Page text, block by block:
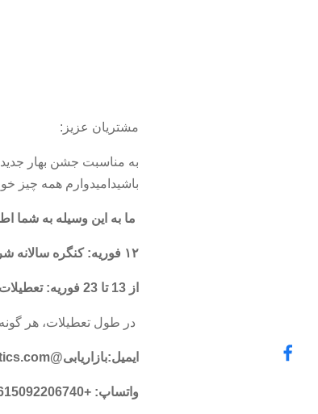
مشتريان عزيز:
باشيداميدوارم همه چيز
ما به اين وسيله به شما
۱۲ فوریه: کنگره سالانه شرکت
از 13 تا 23 فوريه: تعطيلات جشن بهار جديد چين!
در طول تعطیلات، هر
ایمیل:بازاریابی@navioptics.com
واتساپ: +8615092206740